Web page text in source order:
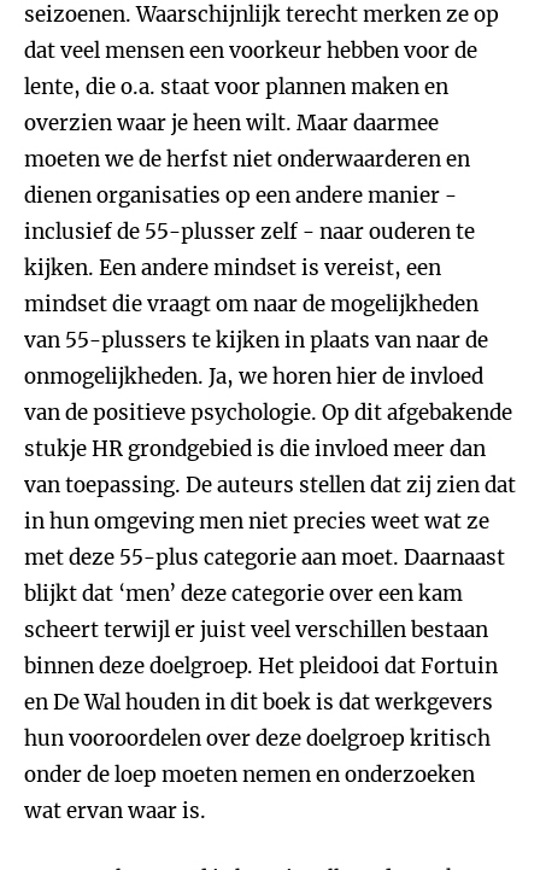
seizoenen. Waarschijnlijk terecht merken ze op
dat veel mensen een voorkeur hebben voor de
lente, die o.a. staat voor plannen maken en
overzien waar je heen wilt. Maar daarmee
moeten we de herfst niet onderwaarderen en
dienen organisaties op een andere manier -
inclusief de 55-plusser zelf - naar ouderen te
kijken. Een andere mindset is vereist, een
mindset die vraagt om naar de mogelijkheden
van 55-plussers te kijken in plaats van naar de
onmogelijkheden. Ja, we horen hier de invloed
van de positieve psychologie. Op dit afgebakende
stukje HR grondgebied is die invloed meer dan
van toepassing. De auteurs stellen dat zij zien dat
in hun omgeving men niet precies weet wat ze
met deze 55-plus categorie aan moet. Daarnaast
blijkt dat ‘men’ deze categorie over een kam
scheert terwijl er juist veel verschillen bestaan
binnen deze doelgroep. Het pleidooi dat Fortuin
en De Wal houden in dit boek is dat werkgevers
hun vooroordelen over deze doelgroep kritisch
onder de loep moeten nemen en onderzoeken
wat ervan waar is.